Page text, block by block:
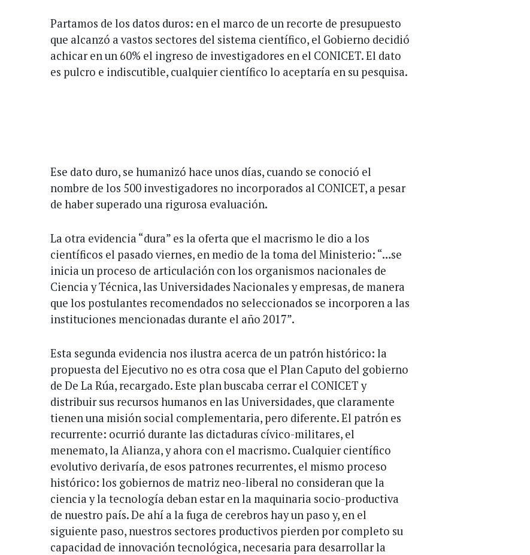
Partamos de los datos duros: en el marco de un recorte de presupuesto
que alcanzó a vastos sectores del sistema científico, el Gobierno decidió
achicar en un 60% el ingreso de investigadores en el CONICET. El dato
es pulcro e indiscutible, cualquier científico lo aceptaría en su pesquisa.
Ese dato duro, se humanizó hace unos días, cuando se conoció el
nombre de los 500 investigadores no incorporados al CONICET, a pesar
de haber superado una rigurosa evaluación.
La otra evidencia “dura” es la oferta que el macrismo le dio a los
científicos el pasado viernes, en medio de la toma del Ministerio: “…se
inicia un proceso de articulación con los organismos nacionales de
Ciencia y Técnica, las Universidades Nacionales y empresas, de manera
que los postulantes recomendados no seleccionados se incorporen a las
instituciones mencionadas durante el año 2017”.
Esta segunda evidencia nos ilustra acerca de un patrón histórico: la
propuesta del Ejecutivo no es otra cosa que el Plan Caputo del gobierno
de De La Rúa, recargado. Este plan buscaba cerrar el CONICET y
distribuir sus recursos humanos en las Universidades, que claramente
tienen una misión social complementaria, pero diferente. El patrón es
recurrente: ocurrió durante las dictaduras cívico-militares, el
menemato, la Alianza, y ahora con el macrismo. Cualquier científico
evolutivo derivaría, de esos patrones recurrentes, el mismo proceso
histórico: los gobiernos de matriz neo-liberal no consideran que la
ciencia y la tecnología deban estar en la maquinaria socio-productiva
de nuestro país. De ahí a la fuga de cerebros hay un paso y, en el
siguiente paso, nuestros sectores productivos pierden por completo su
capacidad de innovación tecnológica, necesaria para desarrollar la